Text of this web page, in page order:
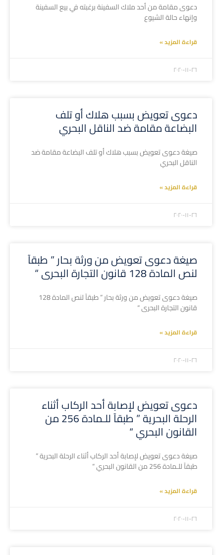
دعوى مقامة من أحد ملاك السفينة برغبته في بيع السفينة
وإنهاء حالة الشيوع
قراءة المزيد »
۲۰۲۰-۱۱-۲٦
دعوى تعويض بسبب هلاك أو تلف
البضاعة مقامة ضد الناقل البحري
صيغة دعوى تعويض بسبب هلاك أو تلف البضاعة مقامة ضد
الناقل البحري
قراءة المزيد »
۲۰۲۰-۱۱-۲٦
صيغة دعوى تعويض من ورثة بحار ” طبقآ
لنص المادة 128 قانون التجارة البحرى “
صيغة دعوى تعويض من ورثة بحار ” طبقآ لنص المادة 128
قانون التجارة البحرى “
قراءة المزيد »
۲۰۲۰-۱۱-۲٦
دعوى تعويض لإصابة أحد الركاب أثناء
الرحلة البحرية ” طبقآ للـمادة 256 من
القانون البحري “
صيغة دعوى تعويض لإصابة أحد الركاب أثناء الرحلة البحرية ”
طبقآ للـمادة 256 من القانون البحري “
قراءة المزيد »
۲۰۲۰-۱۱-۲٦